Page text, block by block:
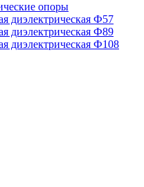
опоры
диэлектрическая Ф57
диэлектрическая Ф89
диэлектрическая Ф108